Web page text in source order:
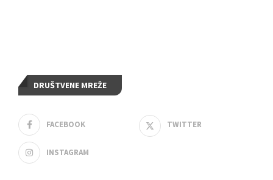
DRUŠTVENE MREŽE
FACEBOOK TWITTER
INSTAGRAM